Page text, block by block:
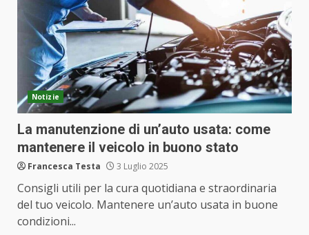
Notizie
La manutenzione di un’auto usata: come
mantenere il veicolo in buono stato
Francesca Testa 3 Luglio 2025
Consigli utili per la cura quotidiana e straordinaria
del tuo veicolo. Mantenere un’auto usata in buone
condizioni...